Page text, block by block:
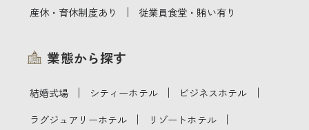
産休・育休制度あり ｜ 従業員食堂・賄い有り
業態から探す
結婚式場 ｜ シティーホテル ｜ ビジネスホテル ｜
ラグジュアリーホテル ｜ リゾートホテル ｜